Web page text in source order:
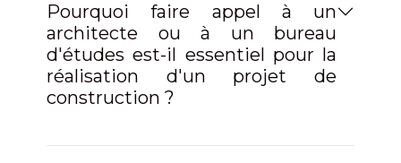
Pourquoi faire appel à un
architecte ou à un bureau
d'études est-il essentiel pour la
réalisation d'un projet de
construction ?